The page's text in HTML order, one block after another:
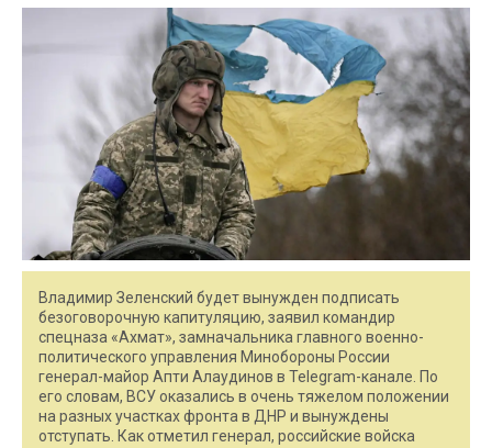
Владимир Зеленский будет вынужден подписать
безоговорочную капитуляцию, заявил командир
спецназа «Ахмат», замначальника главного военно-
политического управления Минобороны России
генерал-майор Апти Алаудинов в Telegram-канале. По
его словам, ВСУ оказались в очень тяжелом положении
на разных участках фронта в ДНР и вынуждены
отступать. Как отметил генерал, российские войска